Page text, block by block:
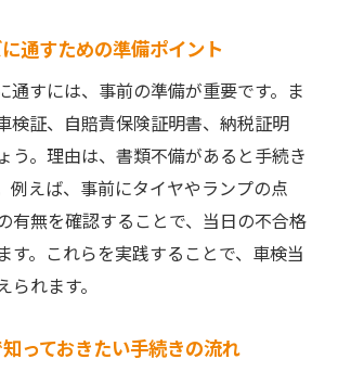
通すための準備ポイント
通すには、事前の準備が重要です。ま
検証、自賠責保険証明書、納税証明
う。理由は、書類不備があると手続き
例えば、事前にタイヤやランプの点
有無を確認することで、当日の不合格
す。これらを実践することで、車検当
れます。
っておきたい手続きの流れ